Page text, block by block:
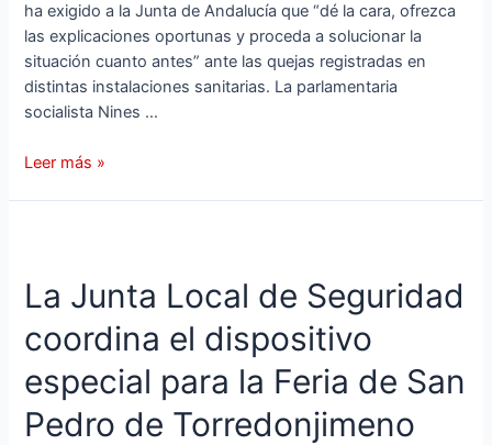
ha exigido a la Junta de Andalucía que “dé la cara, ofrezca
las explicaciones oportunas y proceda a solucionar la
situación cuanto antes” ante las quejas registradas en
distintas instalaciones sanitarias. La parlamentaria
socialista Nines …
Leer más »
La Junta Local de Seguridad
coordina el dispositivo
especial para la Feria de San
Pedro de Torredonjimeno